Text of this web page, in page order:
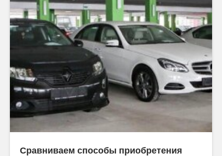
Сравниваем способы приобретения